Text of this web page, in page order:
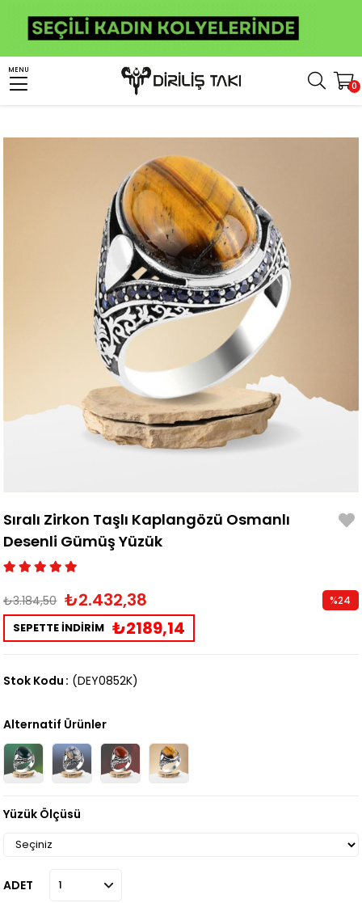
MENU
0
Erkek Gümüş Yüzük
Sıralı Zirkon Taşlı Kaplangözü Osmanlı Desenli Gümüş Yüzük
Sıralı Zirkon Taşlı Kaplangözü Osmanlı
Desenli Gümüş Yüzük
₺3.184,50 ₺2.432,38
SEPETTE İNDİRİM ₺2189,14
%24
Stok Kodu (DEY0852K)
Alternatif Ürünler
Yüzük Ölçüsü
ADET